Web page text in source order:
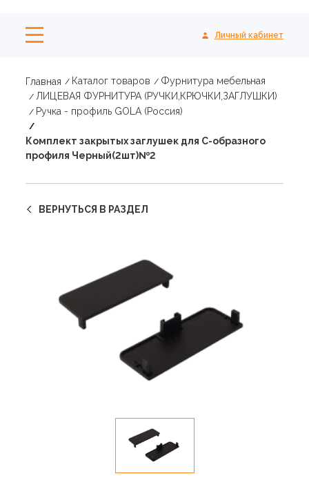
Личный кабинет
Главная Каталог товаров
Фурнитура мебельная
ЛИЦЕВАЯ ФУРНИТУРА (РУЧКИ,КРЮЧКИ,ЗАГЛУШКИ)
Ручка - профиль GOLA (Россия)
Комплект закрытых заглушек для С-образного
профиля Черный(2шт)№2
ВЕРНУТЬСЯ В РАЗДЕЛ